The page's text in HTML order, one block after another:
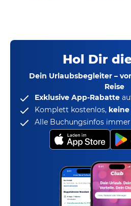
Hol Dir
Dein Urlaubsbegleiter –
Reise
Exklusive App-Rabatte
Komplett kostenlos,
Alle Buchungsinfos